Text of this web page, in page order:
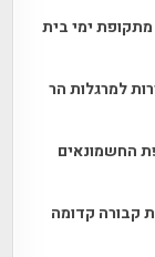
ימי בית
למרגלות הר
החשמונאים
קבורה קדומה